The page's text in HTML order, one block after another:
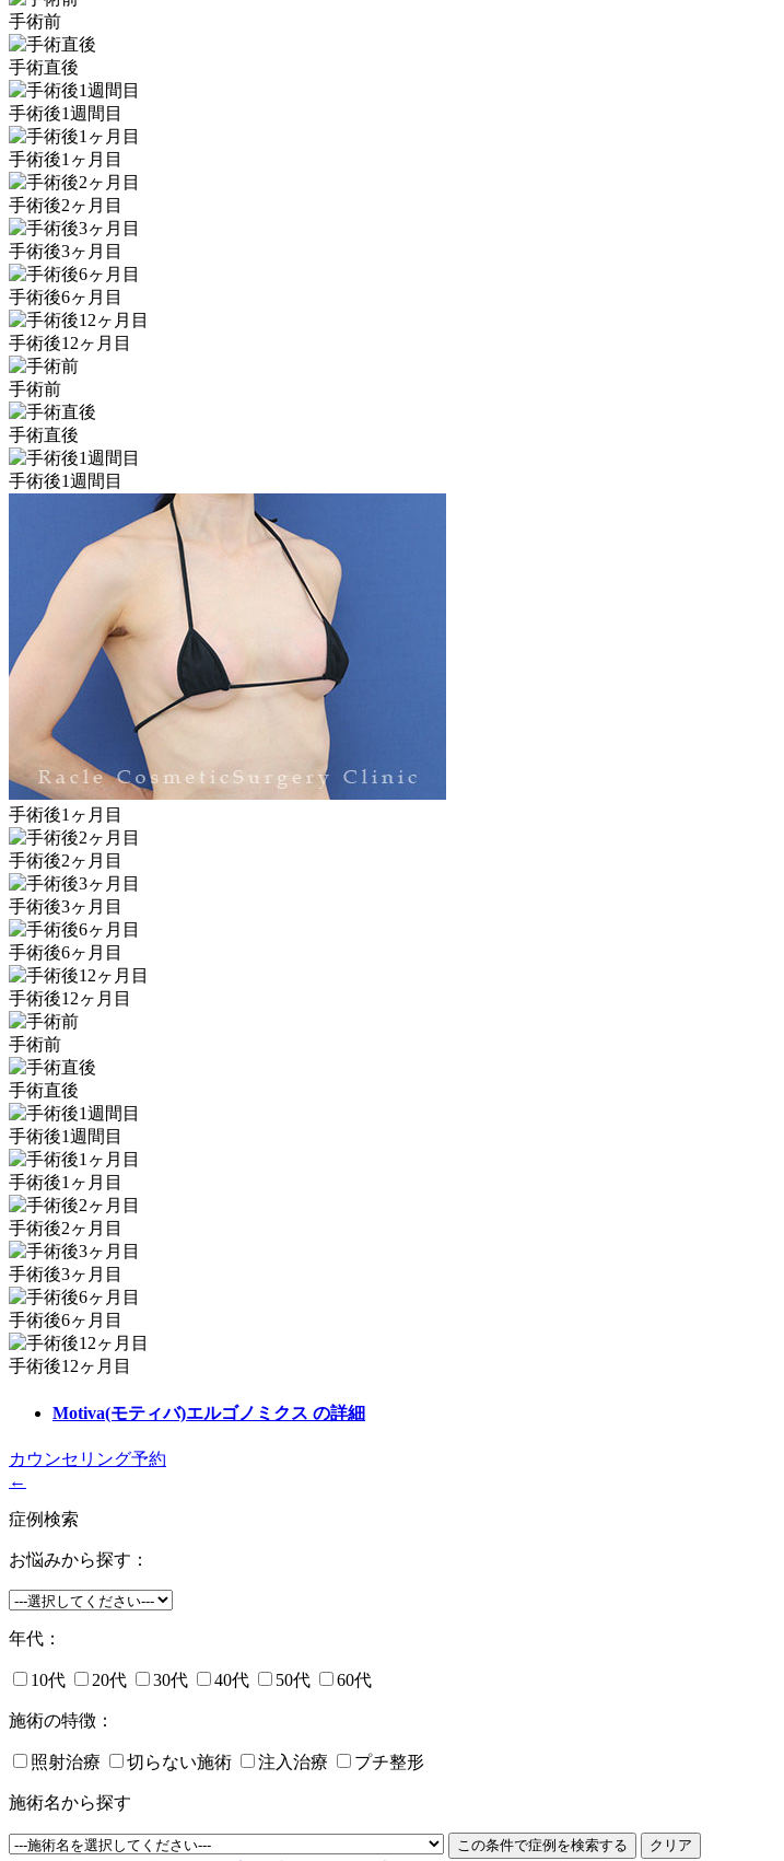
手術前
手術直後
手術後1週間目
手術後1ヶ月目
手術後2ヶ月目
手術後3ヶ月目
手術後6ヶ月目
手術後12ヶ月目
手術前
手術直後
手術後1週間目
手術後1ヶ月目
手術後2ヶ月目
手術後3ヶ月目
手術後6ヶ月目
手術後12ヶ月目
手術前
手術直後
手術後1週間目
手術後1ヶ月目
手術後2ヶ月目
手術後3ヶ月目
手術後6ヶ月目
手術後12ヶ月目
Motiva(モティバ)エルゴノミクス の詳細
カウンセリング予約
←
症例検索
お悩みから探す：
年代：
10代 20代 30代 40代 50代 60代
施術の特徴：
照射治療 切らない施術 注入治療 プチ整形
施術名から探す